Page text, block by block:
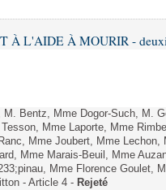
À L'AIDE À MOURIR -
Bentz, Mme Dogor-Such, M.
Mme Laporte, Mme
Mme Joubert, Mme
Mme Marais-Beuil, Mme
Mme Florence Goulet,
- Article 4 - Rejeté